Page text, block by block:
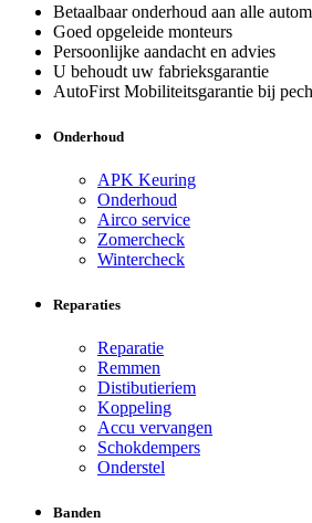
Betaalbaar onderhoud aan alle
Goed opgeleide monteurs
Persoonlijke aandacht en advies
U behoudt uw fabrieksgarantie
AutoFirst Mobiliteitsgarantie bij
Onderhoud
APK Keuring
Onderhoud
Airco service
Zomercheck
Wintercheck
Reparaties
Reparatie
Remmen
Distibutieriem
Koppeling
Accu vervangen
Schokdempers
Onderstel
Banden